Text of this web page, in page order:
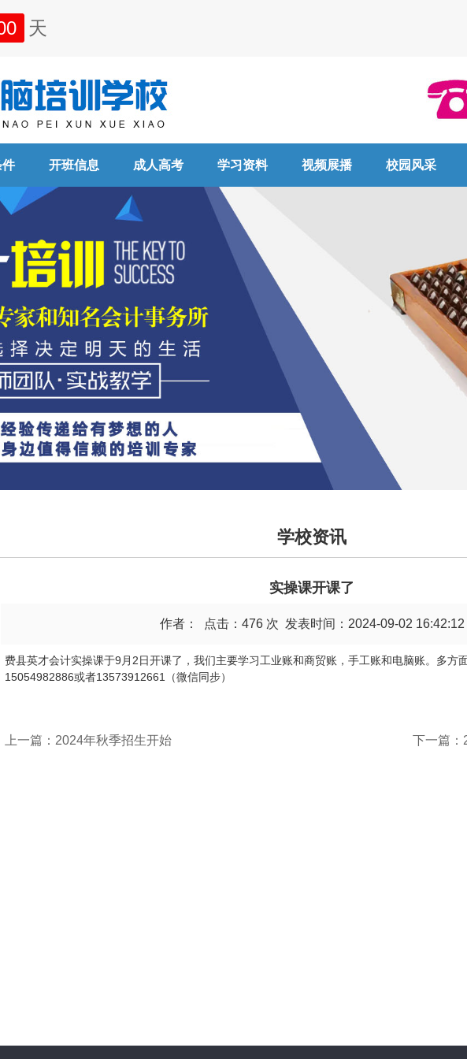
天
件 开班信息 成人高考 学习资料 视频展播 校园风采
学校资讯
实操课开课了
作者： 点击：476 次 发表时间：2024-09-02 16:42:12
费县英才会计实操课于9月2日开课了，我们主要学习工业账和商贸账，手工账和电脑账。多方
15054982886或者13573912661（微信同步）
上一篇：2024年秋季招生开始 下一篇：